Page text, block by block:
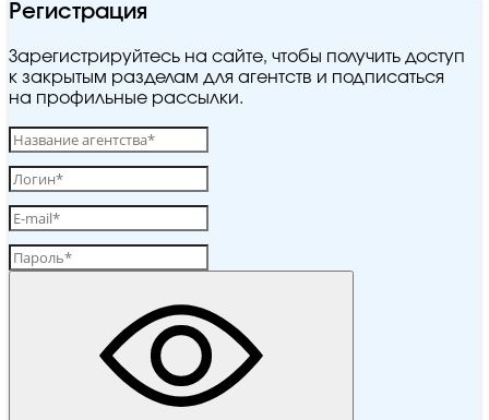
Регистрация
Зарегистрируйтесь на сайте, чтобы получить доступ
к закрытым разделам для агентств и подписаться
на профильные рассылки.